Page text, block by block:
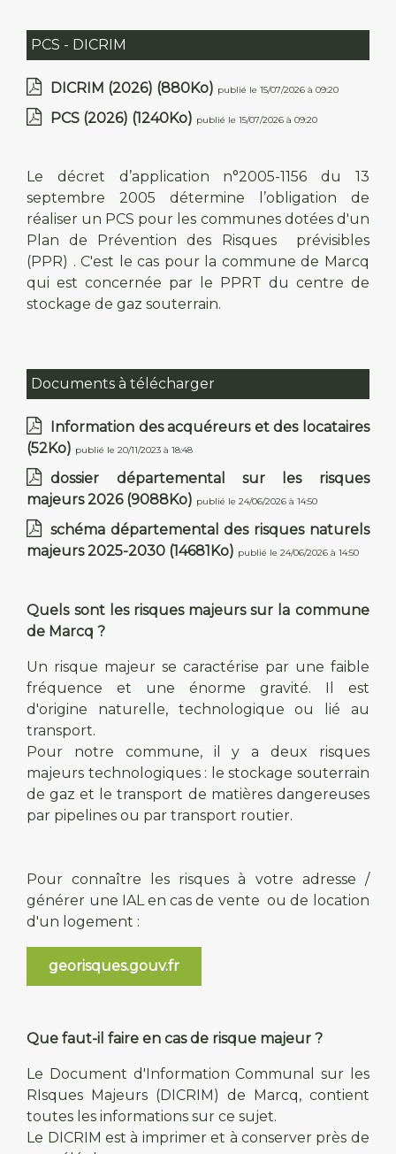
PCS - DICRIM
DICRIM (2026) (880Ko) publié le 15/07/2026 à 09:20
PCS (2026) (1240Ko) publié le 15/07/2026 à 09:20
Le décret d’application n°2005-1156 du 13
septembre 2005 détermine l’obligation de
réaliser un PCS pour les communes dotées d'un
Plan de Prévention des Risques prévisibles
(PPR) . C'est le cas pour la commune de Marcq
qui est concernée par le PPRT du centre de
stockage de gaz souterrain.
Documents à télécharger
Information des acquéreurs et des locataires
(52Ko) publié le 20/11/2023 à 18:48
dossier départemental sur les risques
majeurs 2026(9088Ko) publié le 24/06/2026 à 14:50
schéma départemental des risques naturels
majeurs 2025-2030 (14681Ko) publié le 24/06/2026 à 14:50
Quels sont les risques majeurs sur la commune
de Marcq ?
Un risque majeur se caractérise par une faible
fréquence et une énorme gravité. Il est
d'origine naturelle, technologique ou lié au
transport.
Pour notre commune, il y a deux risques
majeurs technologiques : le stockage souterrain
de gaz et le transport de matières dangereuses
par pipelines ou par transport routier.
Pour connaître les risques à votre adresse /
générer une IAL en cas de vente ou de location
d'un logement :
georisques.gouv.fr
Que faut-il faire en cas de risque majeur ?
Le Document d'Information Communal sur les
RIsques Majeurs (DICRIM) de Marcq, contient
toutes les informations sur ce sujet.
Le DICRIM est à imprimer et à conserver près de